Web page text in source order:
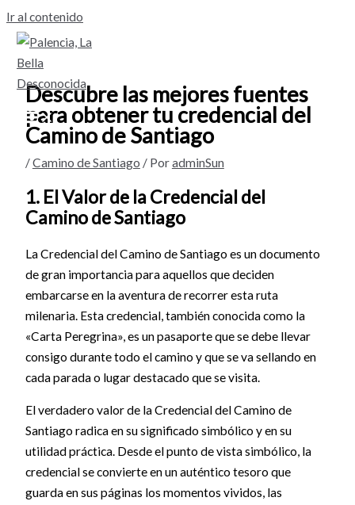
Ir al contenido
Descubre las mejores fuentes
para obtener tu credencial del
Camino de Santiago
/Camino de Santiago / PoradminSun
1. El Valor de la Credencial del
Camino de Santiago
La Credencial del Camino de Santiago es un documento
de gran importancia para aquellos que deciden
embarcarse en la aventura de recorrer esta ruta
milenaria. Esta credencial, también conocida como la
«Carta Peregrina», es un pasaporte que se debe llevar
consigo durante todo el camino y que se va sellando en
cada parada o lugar destacado que se visita.
El verdadero valor de la Credencial del Camino de
Santiago radica en su significado simbólico y en su
utilidad práctica. Desde el punto de vista simbólico, la
credencial se convierte en un auténtico tesoro que
guarda en sus páginas los momentos vividos, las